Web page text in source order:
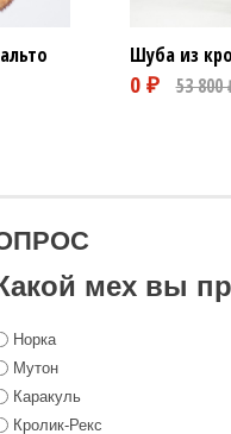
Шуба из
мех вы
Норка
Мутон
Каракуль
Кролик-Рекс